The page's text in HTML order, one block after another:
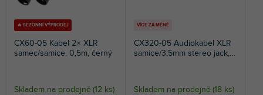
🔥 SEZONNÍ VÝPRODEJ
CX60-05 Kabel 2× XLR
samec/samice, 0,5m, černý
Skladem na prodejně (12 ks)
VÍCE ZA MÉNĚ
CX320-05 Audiokabel XLR
samice/3,5mm stereo jack,
Skladem na prodejně (18 ks)